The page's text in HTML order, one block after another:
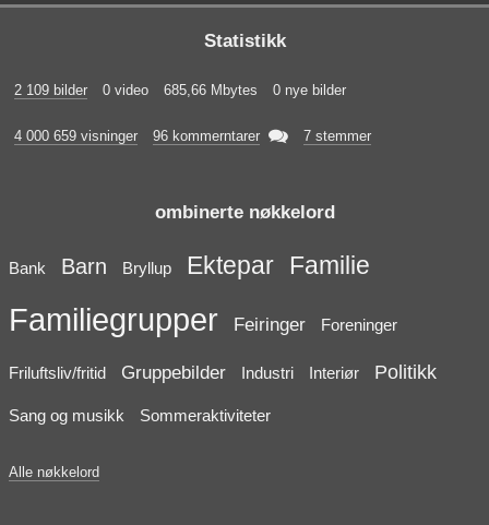
Statistikk
2 109 bilder 0 video 685,66 Mbytes 0 nye bilder
4 000 659 visninger 96 kommerntarer  7 stemmer
ombinerte nøkkelord
Bank Barn Bryllup Ektepar Familie
Familiegrupper Feiringer Foreninger
Friluftsliv/fritid Gruppebilder Industri Interiør Politikk
Sang og musikk Sommeraktiviteter
Alle nøkkelord